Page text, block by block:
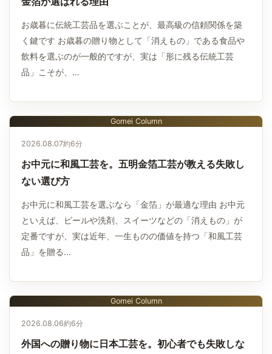
お歳暮に伝統工芸品を選ぶことが、最高級の信頼関係を築
く鍵です お歳暮の贈り物として「消えもの」である食品や
飲料を選ぶのが一般的ですが、実は「形に残る伝統工芸
品」こそが、…
Gomei Column
2026.08.07約6分
お中元に和風工芸を。五明金箔工芸が教える失敗し
ない選び方
お中元に和風工芸を選ぶなら「金箔」が最適な理由 お中元
といえば、ビールや洗剤、スイーツなどの「消えもの」が
定番ですが、実は近年、一生ものの価値を持つ「和風工芸
品」を贈る…
Gomei Column
2026.08.06約6分
外国への贈り物に日本工芸を。初心者でも失敗しな